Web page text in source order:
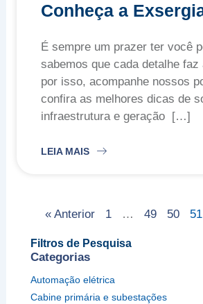
Conheça a
É sempre um prazer ter você
sabemos que cada detalhe faz
por isso, acompanhe nossos
confira as melhores dicas de
infraestrutura e geração
LEIA MAIS
« Anterior 1 … 49 50 51
Filtros de Pesquisa
Categorias
Automação elétrica
Cabine primária e subestações